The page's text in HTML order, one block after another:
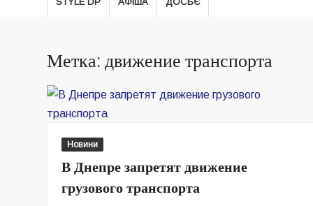
Метка: движение транспорта
Новини
В Днепре запретят движение
грузового транспорта